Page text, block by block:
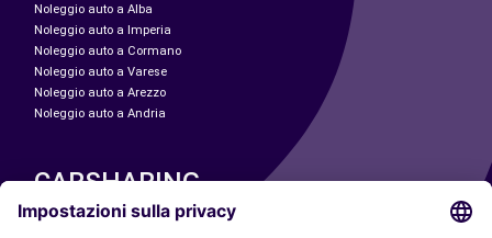
Noleggio auto a Alba
Noleggio auto a Imperia
Noleggio auto a Cormano
Noleggio auto a Varese
Noleggio auto a Arezzo
Noleggio auto a Andria
CARSHARING
LE NOSTRE CITTÀ